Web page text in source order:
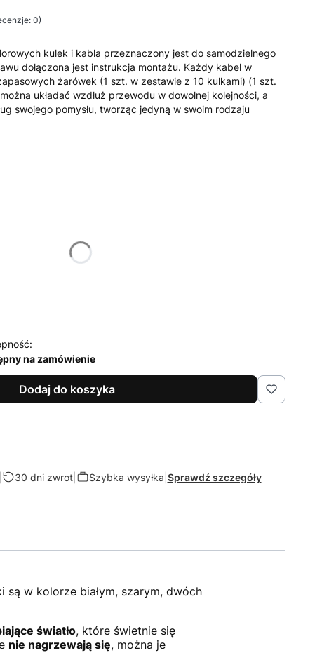
0)
kulek i kabla przeznaczony jest do samodzielnego
dołączona jest instrukcja montażu. Każdy kabel w
żarówek (1 szt. w zestawie z 10 kulkami) (1 szt.
układać wzdłuż przewodu w dowolnej kolejności, a
swojego pomysłu, tworząc jedyną w swoim rodzaju
na zamówienie
Dodaj do koszyka
30 dni zwrot| Szybka wysyłka Sprawdź szczegóły
w kolorze białym, szarym, dwóch
światło, które świetnie się
nie nagrzewają się, można je